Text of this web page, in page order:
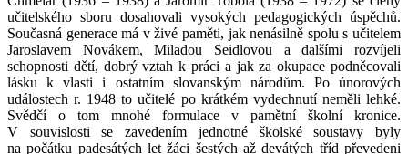
učitelského sboru dosahovali vysokých pedagogických úspěchů.
Současná generace má v živé paměti, jak nenásilně spolu s učitelem
Jaroslavem Novákem, Miladou Seidlovou a dalšími rozvíjeli
schopnosti dětí, dobrý vztah k práci a jak za okupace podněcovali
lásku k vlasti i ostatním slovanským národům. Po únorových
událostech r. 1948 to učitelé po krátkém vydechnutí neměli lehké.
Svědčí o tom mnohé formulace v pamětní školní kronice.
V souvislosti se zavedením jednotné školské soustavy byly
na počátku padesátých let žáci šestých až devátých tříd převedeni